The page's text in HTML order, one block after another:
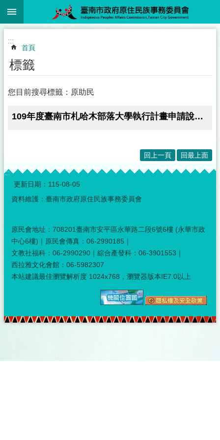
跳到主要內容區塊
:::
首頁
標籤
您目前搜尋標籤：原助民
109年度臺南市札哈木部落大學執行計畫申請說明會，敬邀報名與會
回上一頁 回最上面
:::
更新日期： 115-08-05
資料維護：臺南市政府原住民族事務委員會
原民會地址：708201臺南市安平區永華路二段6號6樓 (永華市政
中心6樓)｜原民會傳真：06-2990185｜
文教社福科：06-2990290｜綜合產發科：06-3901553｜
西拉雅文化會館：06-5982307
本站建議最佳瀏覽解析度 1024x768，瀏覽器版本IE7.0以上